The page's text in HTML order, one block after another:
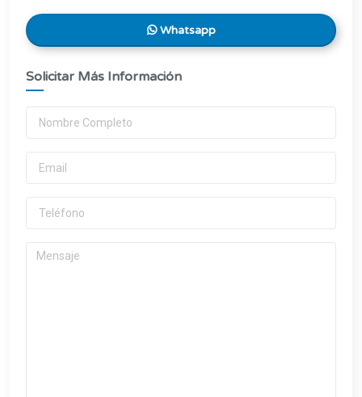
Whatsapp
Solicitar Más Información